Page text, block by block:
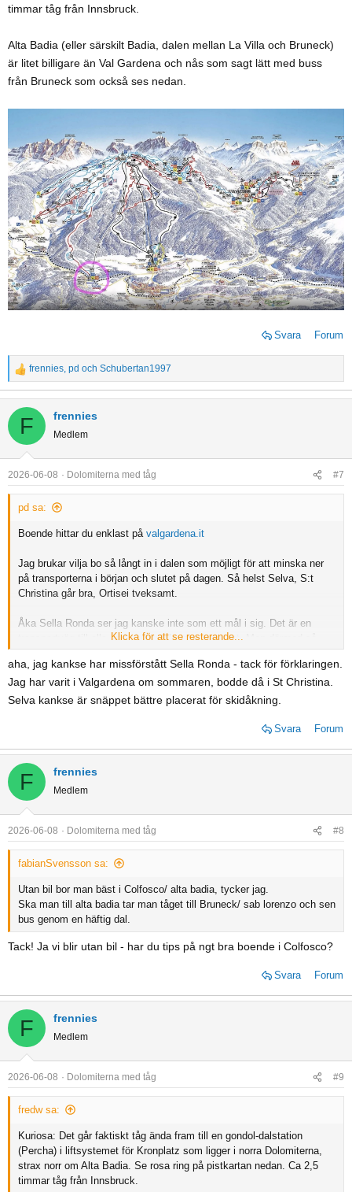
timmar tåg från Innsbruck.
Alta Badia (eller särskilt Badia, dalen mellan La Villa och Bruneck)
är litet billigare än Val Gardena och nås som sagt lätt med buss
från Bruneck som också ses nedan.
Svara Forum
R
e
a
t
o
n
frennies, pd och Schubertan1997
F frennies
Medlem
2026-06-08 Dolomiterna med tåg #7
pd sa:
Boende hittar du enklast på valgardena.it
Jag brukar vilja bo så långt in i dalen som möjligt för att minska ner
på transporterna i början och slutet på dagen. Så helst Selva, S:t
Christina går bra, Ortisei tveksamt.
Åka Sella Ronda ser jag kanske inte som ett mål i sig. Det är en
transportväg till alla underbara delar av systemet. Men därmed så
kommer du troligen att åka rondan inte bara en utan flera gånger.
Klicka för att se resterande...
aha, jag kankse har missförstått Sella Ronda - tack för förklaringen.
Jag har varit i Valgardena om sommaren, bodde då i St Christina.
Selva kankse är snäppet bättre placerat för skidåkning.
Svara Forum
F frennies
Medlem
2026-06-08 Dolomiterna med tåg #8
fabianSvensson sa:
Utan bil bor man bäst i Colfosco/ alta badia, tycker jag.
Ska man till alta badia tar man tåget till Bruneck/ sab lorenzo och sen
bus genom en häftig dal.
Tack! Ja vi blir utan bil - har du tips på ngt bra boende i Colfosco?
Svara Forum
F frennies
Medlem
2026-06-08 Dolomiterna med tåg #9
fredw sa:
Kuriosa: Det går faktiskt tåg ända fram till en gondol-dalstation
(Percha) i liftsystemet för Kronplatz som ligger i norra Dolomiterna,
strax norr om Alta Badia. Se rosa ring på pistkartan nedan. Ca 2,5
timmar tåg från Innsbruck.